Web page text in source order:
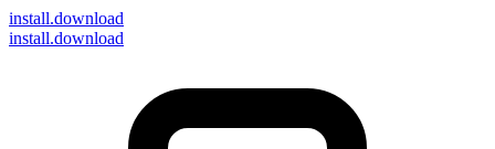
install.download
install.download